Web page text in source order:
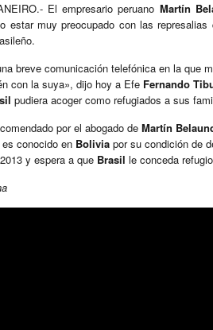
El empresario peruano Martín
estar muy preocupado con las
breve comunicación telefónica en la que
con la suya», dijo hoy a Efe Fernando
pudiera acoger como refugiados a sus
por el abogado de Martín
conocido en Bolivia por su condición de
y espera a que Brasil le conceda